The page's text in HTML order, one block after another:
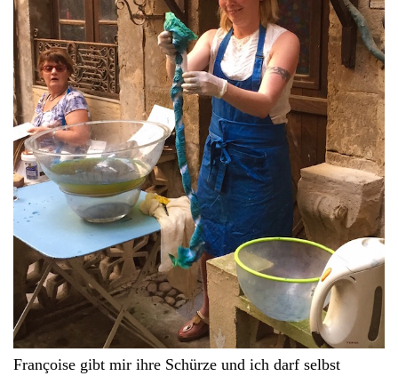
Françoise gibt mir ihre Schürze und ich darf selbst